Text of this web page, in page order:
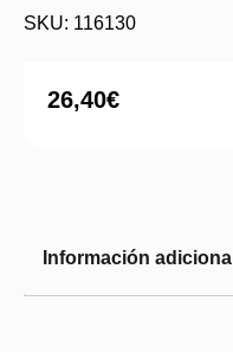
SKU: 116130
26,40€
Información adicional